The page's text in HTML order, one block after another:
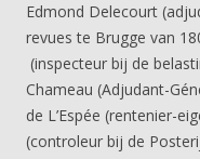
Edmond Delecourt
revues te Brugge van
(inspecteur bij de
Chameau (Adjudant-
de L’Espée (rentenier-
(controleur bij de